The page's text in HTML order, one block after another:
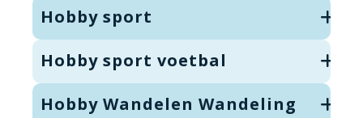
Hobby sport
Hobby sport voetbal
Hobby Wandelen Wandeling